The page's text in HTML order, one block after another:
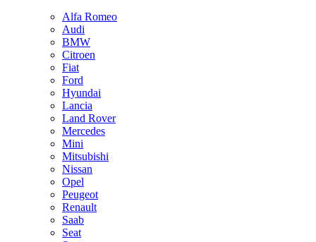
Alfa Romeo
Audi
BMW
Citroen
Fiat
Ford
Hyundai
Lancia
Land Rover
Mercedes
Mini
Mitsubishi
Nissan
Opel
Peugeot
Renault
Saab
Seat